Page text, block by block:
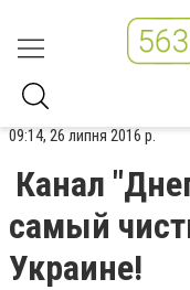
09:14, 26 липня 2016 р.
Канал
самый
Украине!